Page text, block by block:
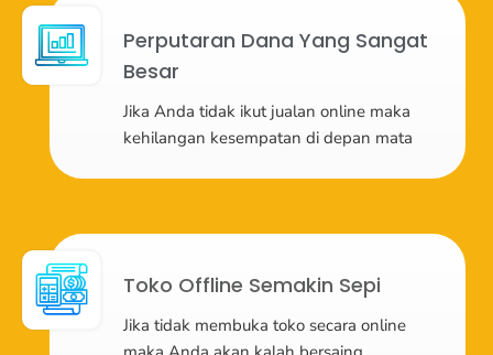
Perputaran Dana Yang Sangat
Besar
Jika Anda tidak ikut jualan online maka
kehilangan kesempatan di depan mata
Toko Offline Semakin Sepi
Jika tidak membuka toko secara online